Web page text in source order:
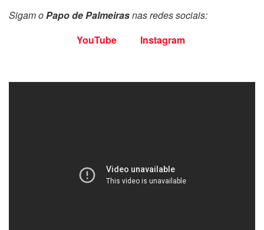
Sigam oPapo de Palmeirasnas redes sociais:
YouTube
Instagram